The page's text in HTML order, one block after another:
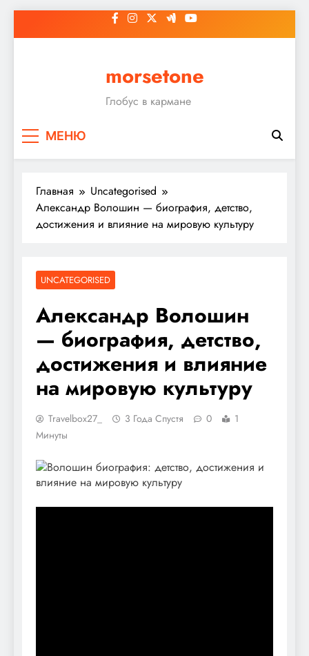
к
morsetone
Глобус в кармане
МЕНЮ
Главная
Uncategorised
Александр Волошин — биография, детство,
достижения и влияние на мировую культуру
UNCATEGORISED
Александр Волошин
— биография, детство,
достижения и влияние
на мировую культуру
Travelbox27_ 3 Года Спустя 0
1
Минуты